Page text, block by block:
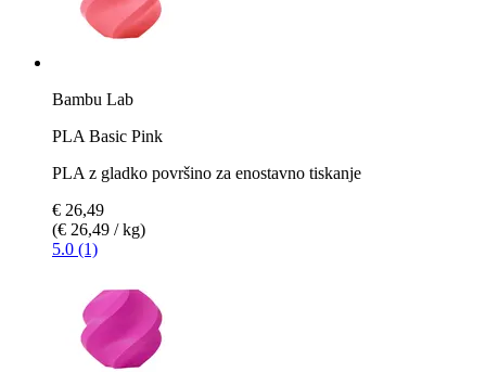
Bambu Lab
PLA Basic Pink
PLA z gladko površino za enostavno tiskanje
€ 26,49
(€ 26,49 / kg)
5.0 (1)